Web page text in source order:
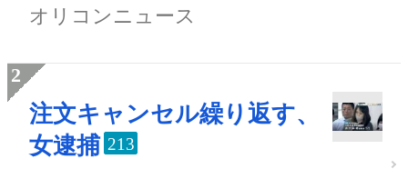
オリコンニュース
注文キャンセル繰り返す、
女逮捕 213